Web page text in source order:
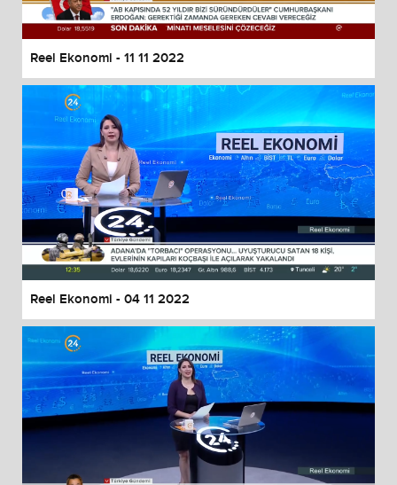
Reel Ekonomi - 11 11 2022
Reel Ekonomi - 04 11 2022